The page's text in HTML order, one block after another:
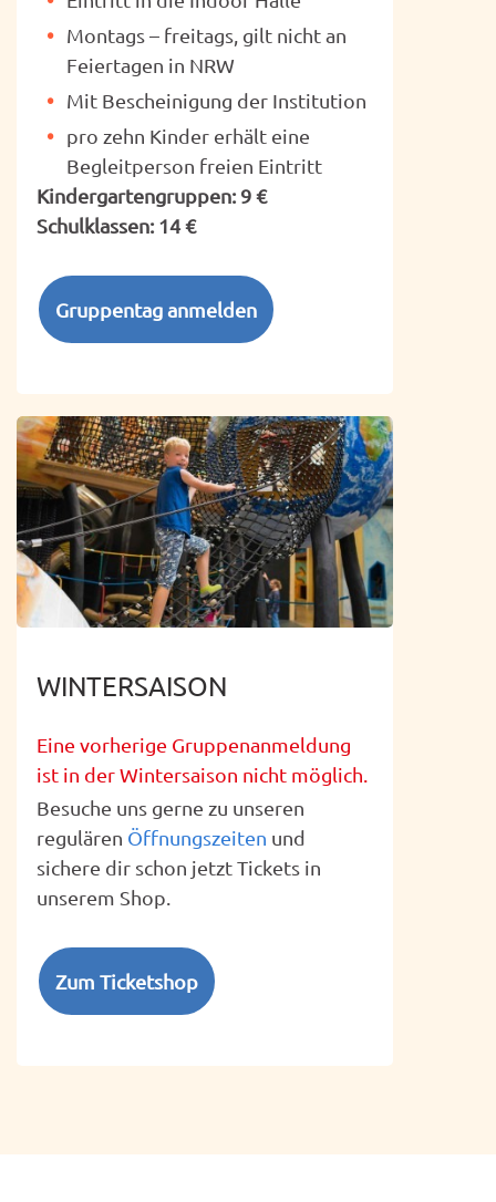
Montags – freitags, gilt nicht an
Feiertagen in NRW
Mit Bescheinigung der Institution
pro zehn Kinder erhält eine
Begleitperson freien Eintritt
Kindergartengruppen: 9 €
Schulklassen: 14 €
Gruppentag anmelden
WINTERSAISON
Eine vorherige Gruppenanmeldung
ist in der Wintersaison nicht möglich.
Besuche uns gerne zu unseren
regulären Öffnungszeiten und
sichere dir schon jetzt Tickets in
unserem Shop.
Zum Ticketshop